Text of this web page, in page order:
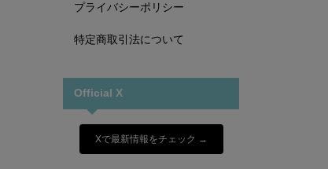
プライバシーポリシー
特定商取引法について
Official X
Xで最新情報をチェック →